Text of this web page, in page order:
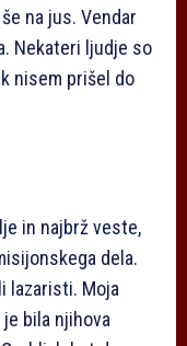
na jus. Vendar
Nekateri ljudje so
nisem prišel do
in najbrž veste,
dela.
lazaristi. Moja
je bila njihova